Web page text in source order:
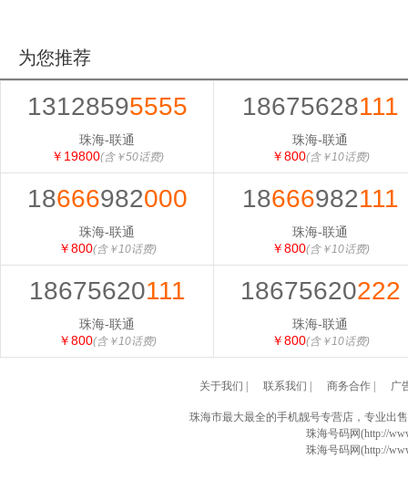
为您推荐
13128595555
珠海-联通
￥19800(含￥50话费)
18675628111
珠海-联通
￥800(含￥10话费)
18666982000
珠海-联通
￥800(含￥10话费)
18666982111
珠海-联通
￥800(含￥10话费)
18675620111
珠海-联通
￥800(含￥10话费)
18675620222
珠海-联通
￥800(含￥10话费)
关于我们 联系我们 商务合作| 广
珠海市最大最全的手机靓号专营店，专业出
珠海号码网(http://
珠海号码网(http://